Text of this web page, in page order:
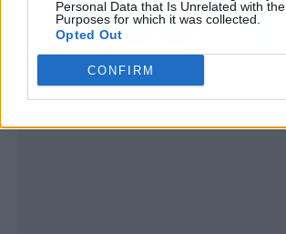
Personal Data that Is Unrelated with the
Purposes for which it was collected.
Opted Out
CONFIRM